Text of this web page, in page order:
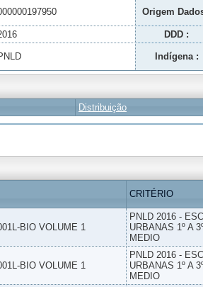
Origem
DDD :
Indígena :
Distribuição
CRITÉRIO
BIO VOLUME 1
PNLD 2016 -
URBANAS 1º A
MEDIO
BIO VOLUME 1
PNLD 2016 -
URBANAS 1º A
MEDIO